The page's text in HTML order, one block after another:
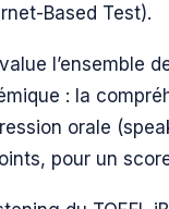
Based Test).
: la
orale
pour un